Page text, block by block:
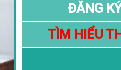
ĐĂNG
TÌM HIỂU